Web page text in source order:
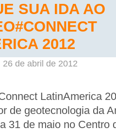
SUA IDA AO
2012
26 de abril de 2012
LatinAmerica
de geotecnologia da
31 de maio no Centro